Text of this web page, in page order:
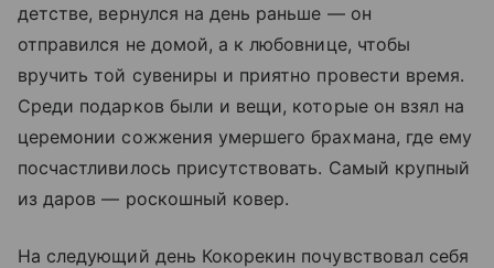
детстве, вернулся на день раньше — он
отправился не домой, а к любовнице, чтобы
вручить той сувениры и приятно провести время.
Среди подарков были и вещи, которые он взял на
церемонии сожжения умершего брахмана, где ему
посчастливилось присутствовать. Самый крупный
из даров — роскошный ковер.
На следующий день Кокорекин почувствовал себя